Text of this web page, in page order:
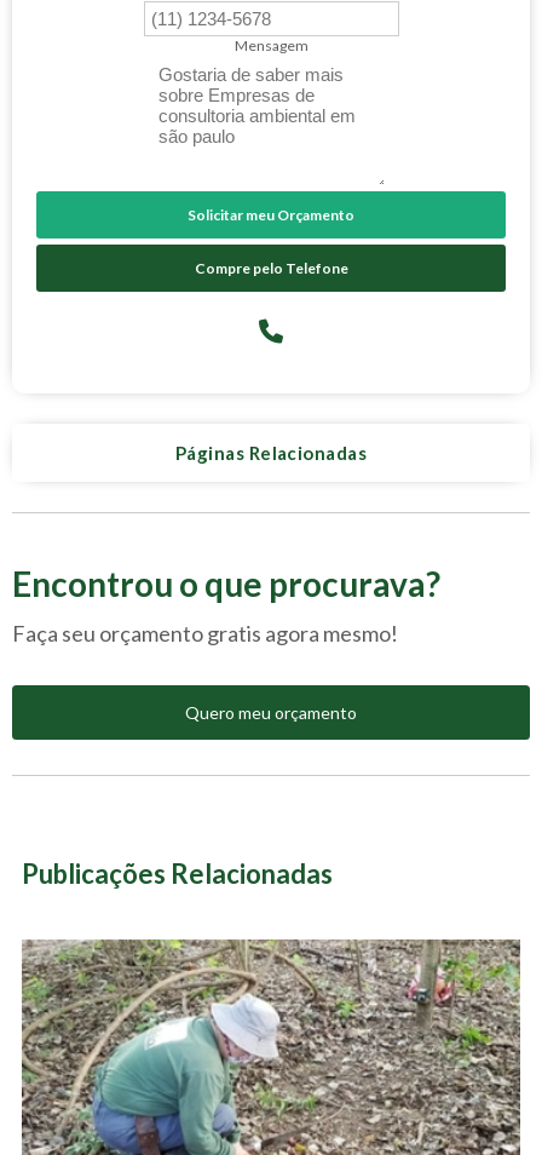
Mensagem
Solicitar meu Orçamento
Compre pelo Telefone
Páginas Relacionadas
Encontrou o que procurava?
Faça seu orçamento gratis agora mesmo!
Quero meu orçamento
Publicações Relacionadas